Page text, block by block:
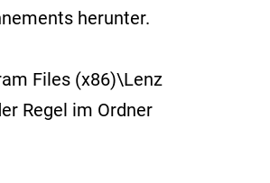
herunter.
Files (x86)\Lenz
Regel im Ordner